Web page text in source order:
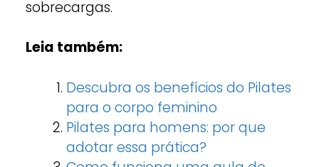
sobrecargas.
Leia também:
Descubra os benefícios do Pilates
para o corpo feminino
Pilates para homens: por que
adotar essa prática?